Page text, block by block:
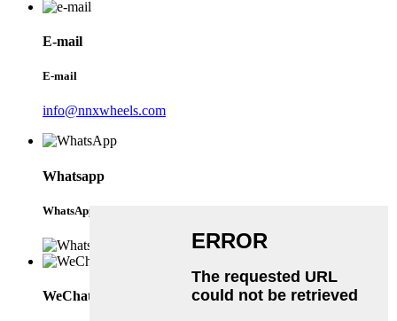
E-mail
E-mail
info@nnxwheels.com
Whatsapp
WhatsApp
WeChat